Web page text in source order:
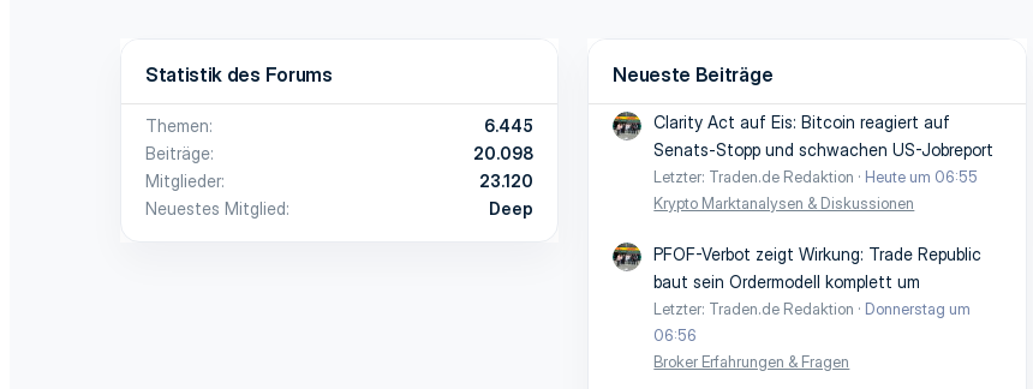
Statistik des Forums
Themen
6.445
Beiträge
20.098
Mitglieder
23.120
Neuestes Mitglied
Deep
Neueste Beiträge
Clarity Act auf Eis: Bitcoin reagiert auf
Senats-Stopp und schwachen US-Jobreport
Letzter: Traden.de Redaktion
Heute um 06:55
Krypto Marktanalysen & Diskussionen
PFOF-Verbot zeigt Wirkung: Trade Republic
baut sein Ordermodell komplett um
Letzter: Traden.de Redaktion
Donnerstag um
06:56
Broker Erfahrungen & Fragen